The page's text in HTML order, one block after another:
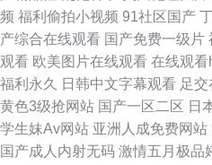
九热精品在线观看 91网站在线免费 人
激情 国产区高清 91地址网址 欧美日韩
区二区 中文日韩亚洲欧美字幕 欧美日
花乐导航网址 成人午夜在线观看国产
频 福利偷拍小视频 91社区国产
产综合在线观看 国产免费一级片
观看 欧美图片在线观看 在线观看
福利永久
日韩中文字幕观看 足
黄色3级抢网站 国产一区二区 日
学生妹Av网站 亚洲人成免费网站
国产成人内射无码 激情五月极品